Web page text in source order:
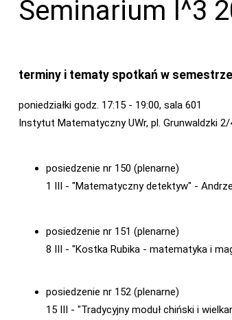
Seminarium I^3
terminy i tematy spotkań w
poniedziałki godz. 17:15 - 19:00, sala 601
Instytut Matematyczny UWr, pl. Grunwaldzki 2/
posiedzenie nr 150 (plenarne)
1 III - "Matematyczny detektyw" -
posiedzenie nr 151 (plenarne)
8 III - "Kostka Rubika - matematyka i
posiedzenie nr 152 (plenarne)
15 III - "Tradycyjny moduł chiński i